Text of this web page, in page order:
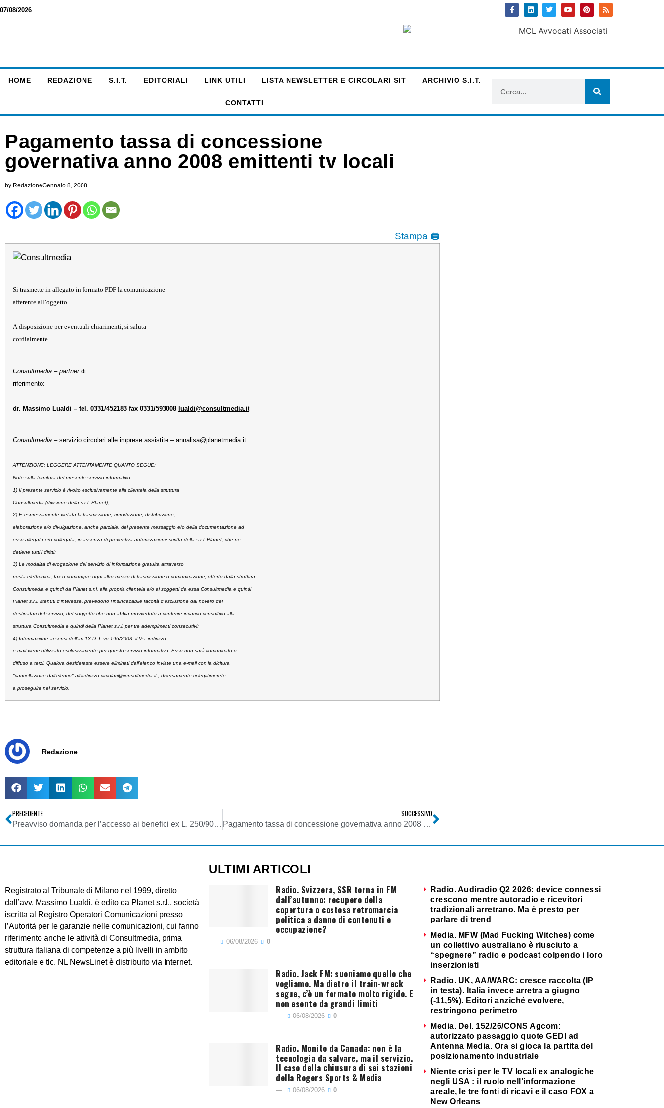
07/08/2026
HOME REDAZIONE S.I.T. EDITORIALI LINK UTILI LISTA NEWSLETTER E CIRCOLARI SIT ARCHIVIO S.I.T.
CONTATTI
Pagamento tassa di concessione
governativa anno 2008 emittenti tv locali
by RedazioneGennaio 8, 2008
Stampa 🖨
Si trasmette in allegato in formato PDF la comunicazione
afferente all’oggetto.
A disposizione per eventuali chiarimenti, si saluta
cordialmente.
Consultmedia – partnerdi
riferimento:
dr. Massimo Lualdi – tel. 0331/452183 fax 0331/593008 lualdi@consultmedia.it
Consultmedia – servizio circolari alle imprese assistite – annalisa@planetmedia.it
ATTENZIONE: LEGGERE ATTENTAMENTE QUANTO SEGUE:
Note sulla fornitura del presente servizio informativo:
1) Il presente servizio è rivolto esclusivamente alla clientela della struttura
Consultmedia (divisione della s.r.l. Planet);
2) E’ espressamente vietata la trasmissione, riproduzione, distribuzione,
elaborazione e/o divulgazione, anche parziale, del presente messaggio e/o della documentazione ad
esso allegata e/o collegata, in assenza di preventiva autorizzazione scritta della s.r.l. Planet, che ne
detiene tutti i diritti;
3) Le modalità di erogazione del servizio di informazione gratuita attraverso
posta elettronica, fax o comunque ogni altro mezzo di trasmissione o comunicazione, offerto dalla struttura
Consultmedia e quindi da Planet s.r.l. alla propria clientela e/o ai soggetti da essa Consultmedia e quindi
Planet s.r.l. ritenuti d’interesse, prevedono l’insindacabile facoltà d’esclusione dal novero dei
destinatari del servizio, del soggetto che non abbia provveduto a conferire incarico consultivo alla
struttura Consultmedia e quindi della Planet s.r.l. per tre adempimenti consecutivi;
4) Informazione ai sensi dell’art.13 D. L.vo 196/2003: il Vs. indirizzo
e-mail viene utilizzato esclusivamente per questo servizio informativo. Esso non sarà comunicato o
diffuso a terzi. Qualora desideraste essere eliminati dall’elenco inviate una e-mail con la dicitura
"cancellazione dall’elenco" all’indirizzo circolari@consultmedia.it ; diversamente ci legittimerete
a proseguire nel servizio.
Redazione
PRECEDENTE
Preavviso domanda per l’accesso ai benefici ex L. 250/90 e ss. modificazioni (provvidenze all’editoria) anno 2008 – scadenza 31/01/2008
SUCCESSIVO
Pagamento tassa di concessione governativa anno 2008 emittenti radio locali
Registrato al Tribunale di Milano nel 1999, diretto
dall’avv. Massimo Lualdi, è edito da Planet s.r.l., società
iscritta al Registro Operatori Comunicazioni presso
l’Autorità per le garanzie nelle comunicazioni, cui fanno
riferimento anche le attività di Consultmedia, prima
struttura italiana di competenze a più livelli in ambito
editoriale e tlc. NL NewsLinet è distribuito via Internet.
ULTIMI ARTICOLI
Radio. Svizzera, SSR torna in FM
dall’autunno: recupero della
copertura o costosa retromarcia
politica a danno di contenuti e
occupazione?
06/08/2026 0
Radio. Jack FM: suoniamo quello che
vogliamo. Ma dietro il train-wreck
segue, c’è un formato molto rigido. E
non esente da grandi limiti
06/08/2026 0
Radio. Monito da Canada: non è la
tecnologia da salvare, ma il servizio.
Il caso della chiusura di sei stazioni
della Rogers Sports & Media
06/08/2026 0
Radio. Audiradio Q2 2026: device connessi
crescono mentre autoradio e ricevitori
tradizionali arretrano. Ma è presto per
parlare di trend
Media. MFW (Mad Fucking Witches) come
un collettivo australiano è riusciuto a
“spegnere” radio e podcast colpendo i loro
inserzionisti
Radio. UK, AA/WARC: cresce raccolta (IP
in testa). Italia invece arretra a giugno
(-11,5%). Editori anziché evolvere,
restringono perimetro
Media. Del. 152/26/CONS Agcom:
autorizzato passaggio quote GEDI ad
Antenna Media. Ora si gioca la partita del
posizionamento industriale
Niente crisi per le TV locali ex analogiche
negli USA : il ruolo nell’informazione
areale, le tre fonti di ricavi e il caso FOX a
New Orleans